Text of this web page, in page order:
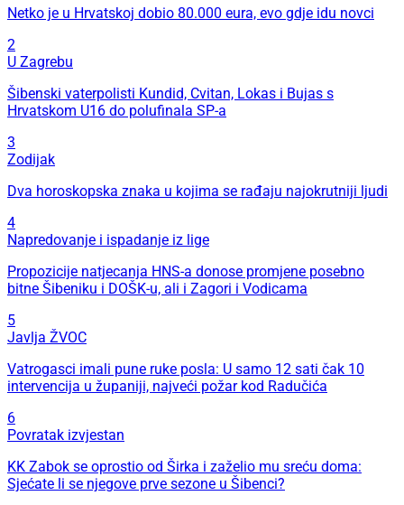
Netko je u Hrvatskoj dobio 80.000 eura, evo gdje idu novci
2
U Zagrebu
Šibenski vaterpolisti Kundid, Cvitan, Lokas i Bujas s
Hrvatskom U16 do polufinala SP-a
3
Zodijak
Dva horoskopska znaka u kojima se rađaju najokrutniji ljudi
4
Napredovanje i ispadanje iz lige
Propozicije natjecanja HNS-a donose promjene posebno
bitne Šibeniku i DOŠK-u, ali i Zagori i Vodicama
5
Javlja ŽVOC
Vatrogasci imali pune ruke posla: U samo 12 sati čak 10
intervencija u županiji, najveći požar kod Radučića
6
Povratak izvjestan
KK Zabok se oprostio od Širka i zaželio mu sreću doma:
Sjećate li se njegove prve sezone u Šibenci?